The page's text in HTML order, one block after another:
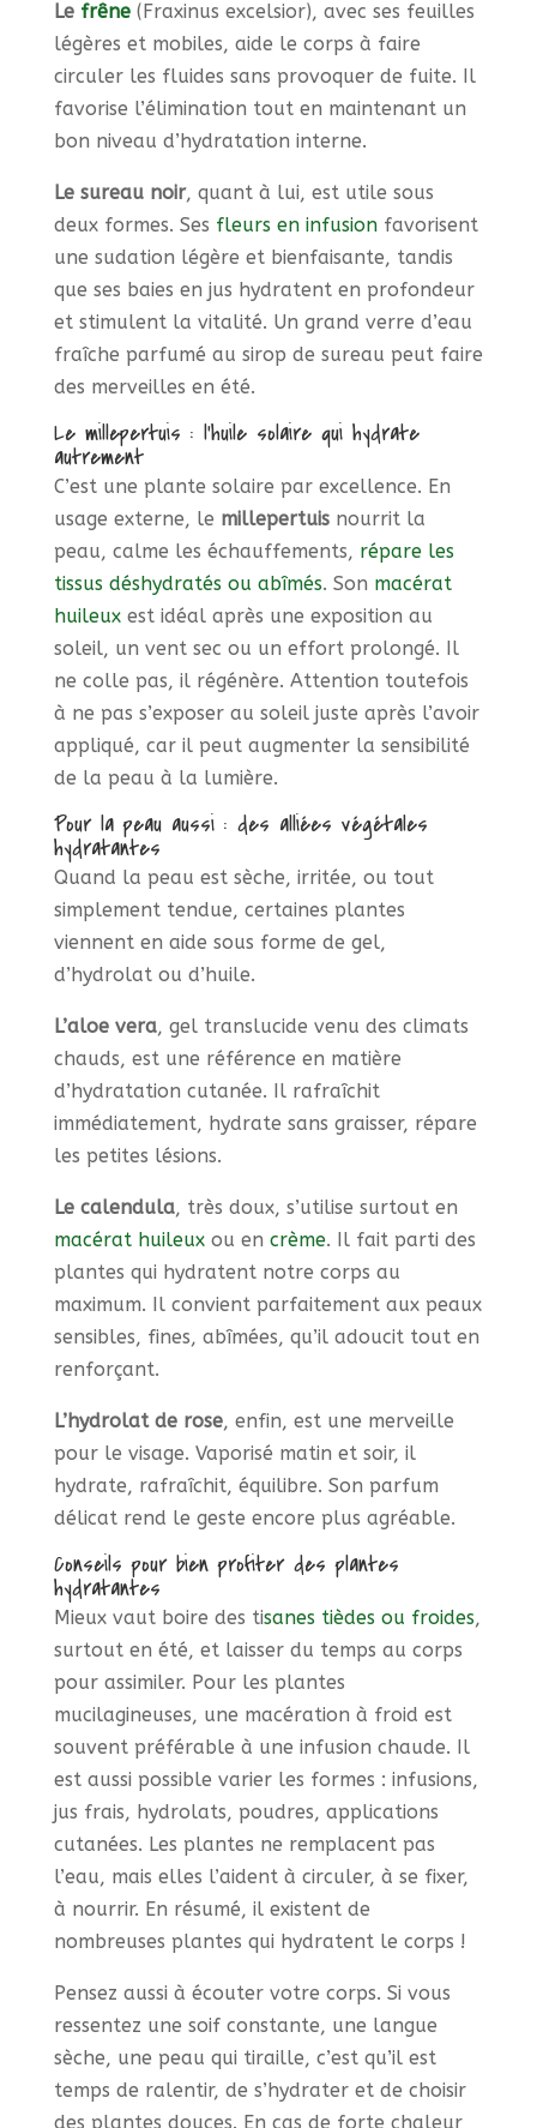
Le frêne(Fraxinus excelsior), avec ses feuilles
légères et mobiles, aide le corps à faire
circuler les fluides sans provoquer de fuite. Il
favorise l’élimination tout en maintenant un
bon niveau d’hydratation interne.
Le sureau noir, quant à lui, est utile sous
deux formes. Ses fleurs en infusionfavorisent
une sudation légère et bienfaisante, tandis
que ses baies en jus hydratent en profondeur
et stimulent la vitalité. Un grand verre d’eau
fraîche parfumé au sirop de sureau peut faire
des merveilles en été.
Le millepertuis : l’huile solaire qui hydrate
autrement
C’est une plante solaire par excellence. En
usage externe, le millepertuisnourrit la
peau, calme les échauffements, répare les
tissus déshydratés ou abîmés. Son macérat
huileuxest idéal après une exposition au
soleil, un vent sec ou un effort prolongé. Il
ne colle pas, il régénère. Attention toutefois
à ne pas s’exposer au soleil juste après l’avoir
appliqué, car il peut augmenter la sensibilité
de la peau à la lumière.
Pour la peau aussi : des alliées végétales
hydratantes
Quand la peau est sèche, irritée, ou tout
simplement tendue, certaines plantes
viennent en aide sous forme de gel,
d’hydrolat ou d’huile.
L’aloe vera, gel translucide venu des climats
chauds, est une référence en matière
d’hydratation cutanée. Il rafraîchit
immédiatement, hydrate sans graisser, répare
les petites lésions.
Le calendula, très doux, s’utilise surtout en
macérat huileuxou en crème. Il fait parti des
plantes qui hydratent notre corps au
maximum. Il convient parfaitement aux peaux
sensibles, fines, abîmées, qu’il adoucit tout en
renforçant.
L’hydrolat de rose, enfin, est une merveille
pour le visage. Vaporisé matin et soir, il
hydrate, rafraîchit, équilibre. Son parfum
délicat rend le geste encore plus agréable.
Conseils pour bien profiter des plantes
hydratantes
Mieux vaut boire des tisanes tièdes ou froides,
surtout en été, et laisser du temps au corps
pour assimiler. Pour les plantes
mucilagineuses, une macération à froid est
souvent préférable à une infusion chaude. Il
est aussi possible varier les formes : infusions,
jus frais, hydrolats, poudres, applications
cutanées. Les plantes ne remplacent pas
l’eau, mais elles l’aident à circuler, à se fixer,
à nourrir. En résumé, il existent de
nombreuses plantes qui hydratent le corps !
Pensez aussi à écouter votre corps. Si vous
ressentez une soif constante, une langue
sèche, une peau qui tiraille, c’est qu’il est
temps de ralentir, de s’hydrater et de choisir
des plantes douces. En cas de forte chaleur